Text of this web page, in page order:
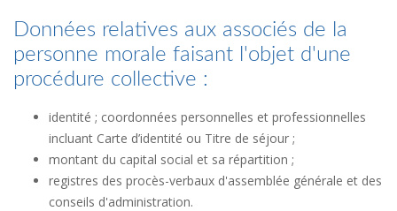
Données relatives aux associés de la
personne morale faisant l'objet d'une
procédure collective :
identité ; coordonnées personnelles et professionnelles
incluant Carte d’identité ou Titre de séjour ;
montant du capital social et sa répartition ;
registres des procès-verbaux d'assemblée générale et des
conseils d'administration.